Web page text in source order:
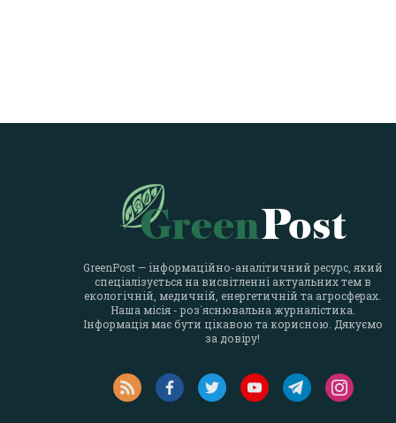
GreenPost — інформаційно-аналітичний ресурс, який
спеціалізується на висвітленні актуальних тем в
екологічній, медичній, енергетичній та агросферах.
Наша місія - роз`яснювальна журналістика.
Інформація має бути цікавою та корисною. Дякуємо
за довіру!